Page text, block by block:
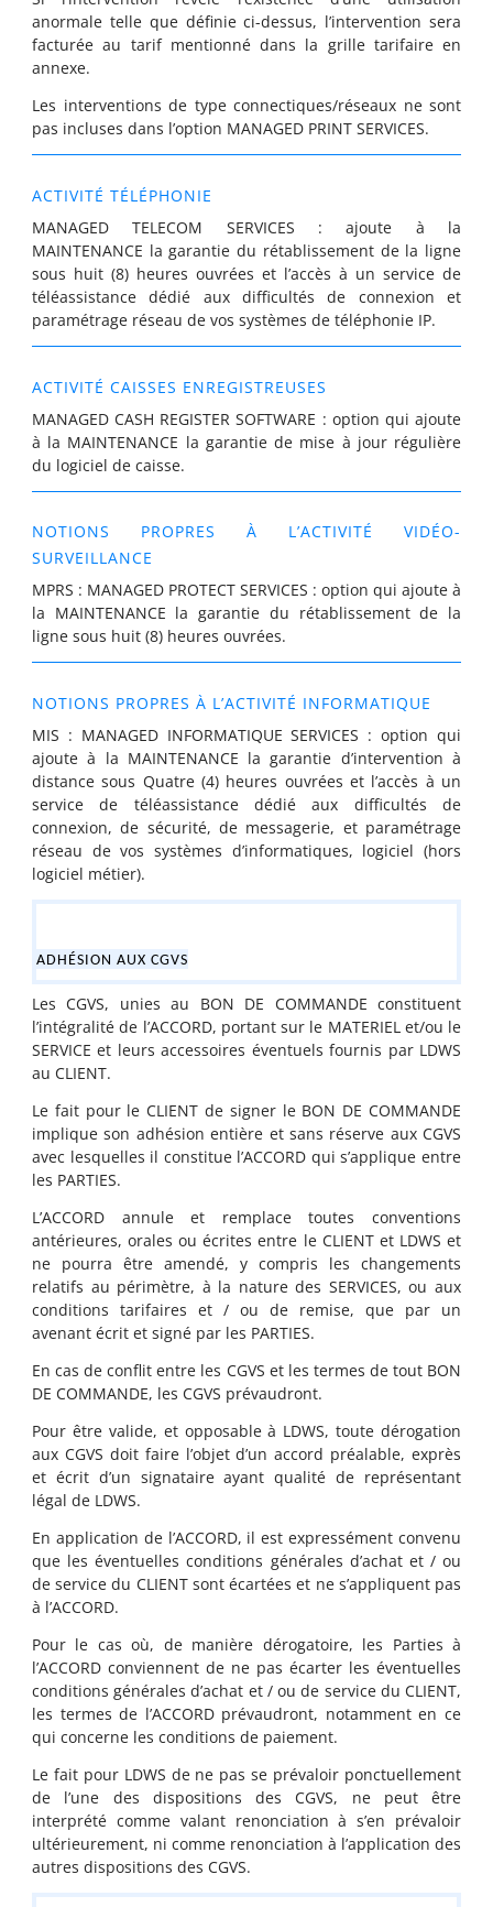
anormale telle que définie ci-dessus, l’intervention sera
facturée au tarif mentionné dans la grille tarifaire en
annexe.
Les interventions de type connectiques/réseaux ne sont
pas incluses dans l’option MANAGED PRINT SERVICES.
ACTIVITÉ TÉLÉPHONIE
MANAGED TELECOM SERVICES : ajoute à la
MAINTENANCE la garantie du rétablissement de la ligne
sous huit (8) heures ouvrées et l’accès à un service de
téléassistance dédié aux difficultés de connexion et
paramétrage réseau de vos systèmes de téléphonie IP.
ACTIVITÉ CAISSES ENREGISTREUSES
MANAGED CASH REGISTER SOFTWARE : option qui ajoute
à la MAINTENANCE la garantie de mise à jour régulière
du logiciel de caisse.
NOTIONS PROPRES À L’ACTIVITÉ VIDÉO-
SURVEILLANCE
MPRS : MANAGED PROTECT SERVICES : option qui ajoute à
la MAINTENANCE la garantie du rétablissement de la
ligne sous huit (8) heures ouvrées.
NOTIONS PROPRES À L’ACTIVITÉ INFORMATIQUE
MIS : MANAGED INFORMATIQUE SERVICES : option qui
ajoute à la MAINTENANCE la garantie d’intervention à
distance sous Quatre (4) heures ouvrées et l’accès à un
service de téléassistance dédié aux difficultés de
connexion, de sécurité, de messagerie, et paramétrage
réseau de vos systèmes d’informatiques, logiciel (hors
logiciel métier).
ADHÉSION AUX CGVS
Les CGVS, unies au BON DE COMMANDE constituent
l’intégralité de l’ACCORD, portant sur le MATERIEL et/ou le
SERVICE et leurs accessoires éventuels fournis par LDWS
au CLIENT.
Le fait pour le CLIENT de signer le BON DE COMMANDE
implique son adhésion entière et sans réserve aux CGVS
avec lesquelles il constitue l’ACCORD qui s’applique entre
les PARTIES.
L’ACCORD annule et remplace toutes conventions
antérieures, orales ou écrites entre le CLIENT et LDWS et
ne pourra être amendé, y compris les changements
relatifs au périmètre, à la nature des SERVICES, ou aux
conditions tarifaires et / ou de remise, que par un
avenant écrit et signé par les PARTIES.
En cas de conflit entre les CGVS et les termes de tout BON
DE COMMANDE, les CGVS prévaudront.
Pour être valide, et opposable à LDWS, toute dérogation
aux CGVS doit faire l’objet d’un accord préalable, exprès
et écrit d’un signataire ayant qualité de représentant
légal de LDWS.
En application de l’ACCORD, il est expressément convenu
que les éventuelles conditions générales d’achat et / ou
de service du CLIENT sont écartées et ne s’appliquent pas
à l’ACCORD.
Pour le cas où, de manière dérogatoire, les Parties à
l’ACCORD conviennent de ne pas écarter les éventuelles
conditions générales d’achat et / ou de service du CLIENT,
les termes de l’ACCORD prévaudront, notamment en ce
qui concerne les conditions de paiement.
Le fait pour LDWS de ne pas se prévaloir ponctuellement
de l’une des dispositions des CGVS, ne peut être
interprété comme valant renonciation à s’en prévaloir
ultérieurement, ni comme renonciation à l’application des
autres dispositions des CGVS.